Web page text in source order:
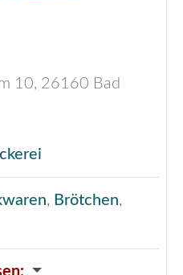
10, 26160 Bad
, Brötchen,
: